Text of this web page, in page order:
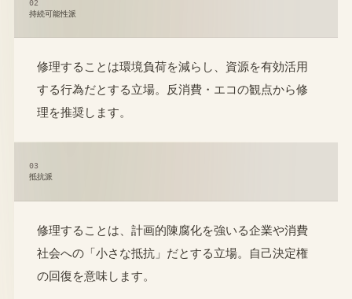
02
持続可能性派
修理することは環境負荷を減らし、資源を有効活用
する行為だとする立場。反消費・エコの観点から修
理を推奨します。
03
抵抗派
修理することは、計画的陳腐化を強いる企業や消費
社会への「小さな抵抗」だとする立場。自己決定権
の回復を意味します。